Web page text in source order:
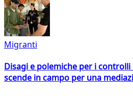
Migranti
Disagi e polemiche per i controlli
scende in campo per una